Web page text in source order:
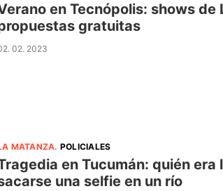
en Tecnópolis: shows
gratuitas
02. 2023
MATANZA. POLICIALES
en Tucumán: quién
una selfie en un río